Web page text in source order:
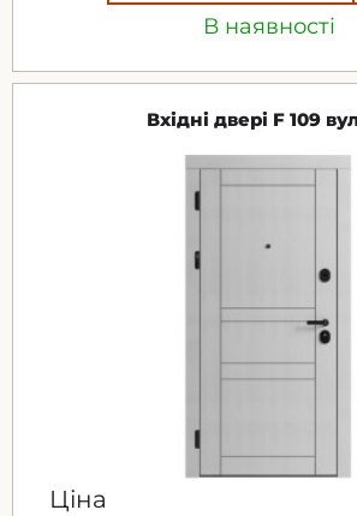
В наявності
Вхідні двері F 109
Ціна